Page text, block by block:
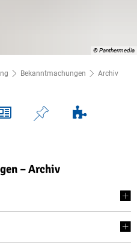
© Panthermedia
Bekanntmachungen Archiv
– Archiv